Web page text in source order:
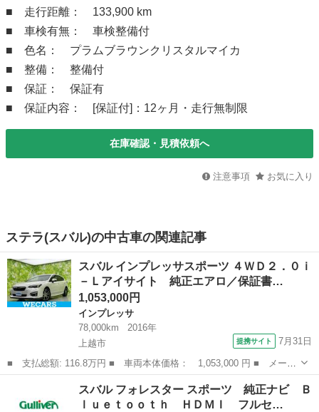
■ 走行距離： 133,900 km
■ 車検有無： 車検整備付
■ 色名： プラムブラウンクリスタルマイカ
■ 整備： 整備付
■ 保証： 保証有
■ 保証内容： [保証付]：12ヶ月・走行無制限
在庫確認・見積依頼へ
注意事項 お気に入り
ステラ(スバル)の中古車の関連記事
スバル インプレッサスポーツ ４ＷＤ２．０ｉ
－Ｌアイサイト 純正エアロ／保証書…
1,053,000円
インプレッサ
78,000km
2016年
上越市
提携サイト 7月31日
■ 支払総額: 116.8万円 ■ 車両本体価格： 1,053,000 円 ■ メーカ
ー名： スバル ■ 車種名： インプレッサスポーツ ■ グレード
名： ４ＷＤ２．０ｉ－Ｌアイサイト 純正エアロ／保証書／社外
ＳＤナビ／...
スバル フォレスター スポーツ 純正ナビ Ｂ
ｌｕｅｔｏｏｔｈ ＨＤＭＩ フルセ…